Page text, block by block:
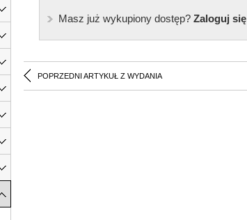
Masz już wykupiony dostęp?Zaloguj się
POPRZEDNI ARTYKUŁ Z WYDANIA